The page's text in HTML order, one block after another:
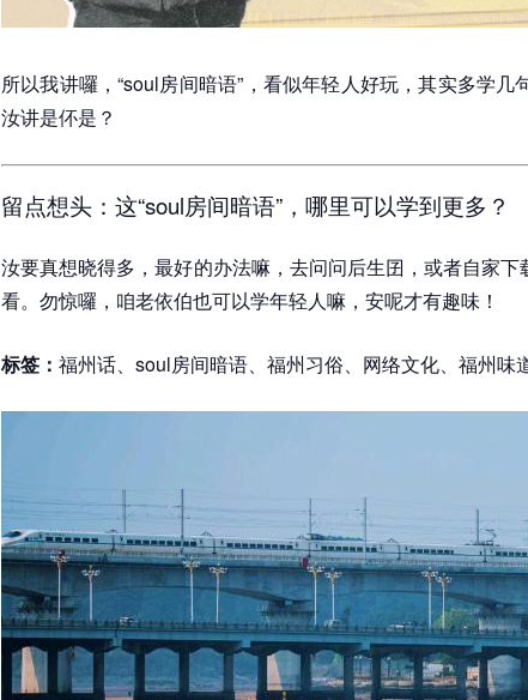
所以我讲囉，“soul房间暗语”，看似年轻人好玩，其实多学几
汝讲是伓是？
留点想头：这“soul房间暗语”，哪里可以学到更多？
汝要真想晓得多，最好的办法嘛，去问问后生囝，或者自家
看。勿惊囉，咱老依伯也可以学年轻人嘛，安呢才有趣味！
标签： 福州话、soul房间暗语、福州习俗、网络文化、福州味